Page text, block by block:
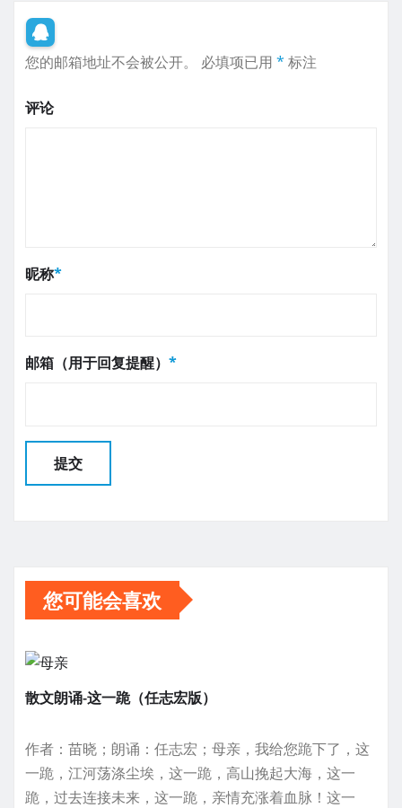
您的邮箱地址不会被公开。 必填项已用 * 标注
评论
昵称*
邮箱（用于回复提醒） *
您可能会喜欢
散文朗诵-这一跪（任志宏版）
作者：苗晓；朗诵：任志宏；母亲，我给您跪下了，这
一跪，江河荡涤尘埃，这一跪，高山挽起大海，这一
跪，过去连接未来，这一跪，亲情充涨着血脉！这一